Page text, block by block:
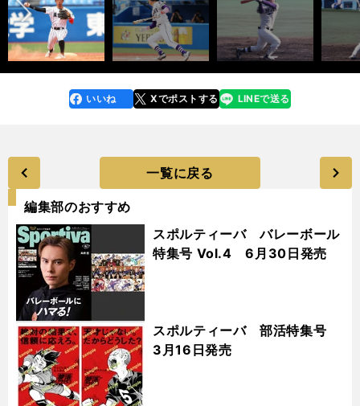
faceboo
k
いいね Xでポストする
line LINEで送る
一覧に戻る
編集部のおすすめ
スポルティーバ バレーボール
特集号 Vol.4 6月30日発売
スポルティーバ 部活特集号
3月16日発売